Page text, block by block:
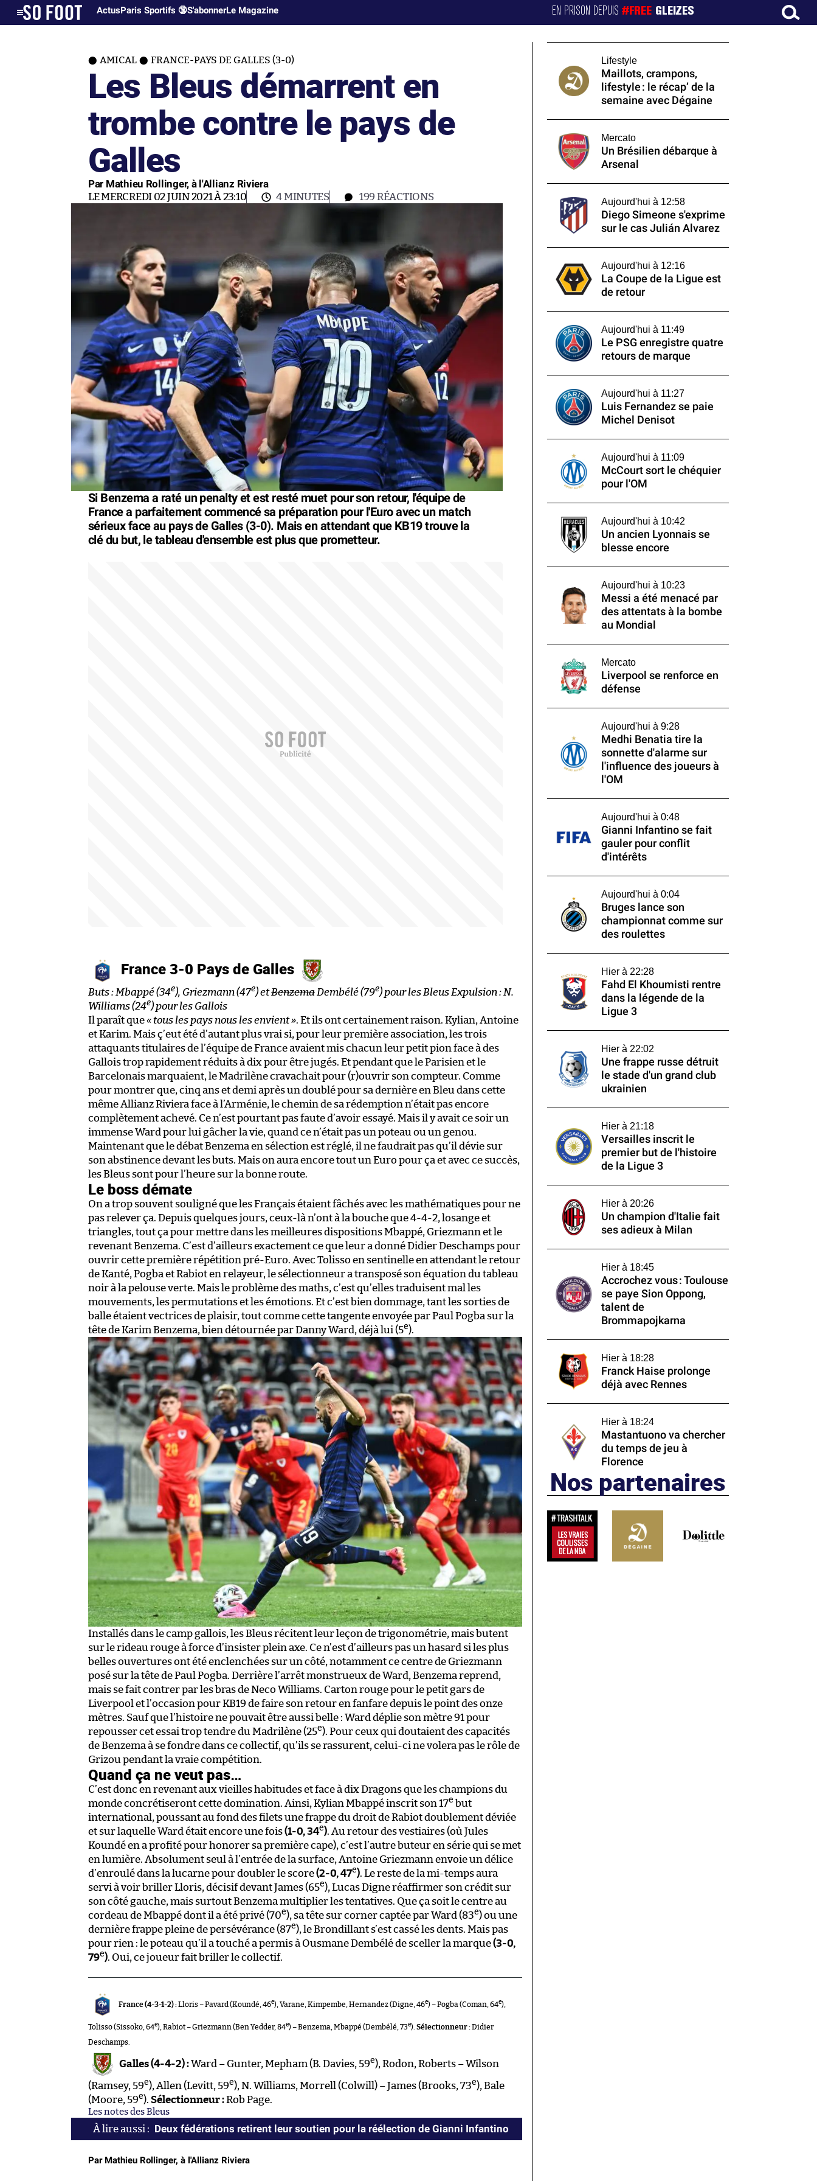
ActusParis Sportifs 🔞S'abonnerLe Magazine EN PRISON DEPUIS#FREE GLEIZES
AMICAL FRANCE-PAYS DE GALLES (3-0)
Les Bleus démarrent en
trombe contre le pays de
Galles
Par Mathieu Rollinger, à l'Allianz Riviera
LE MERCREDI 02 JUIN 2021 À 23:10 4 MINUTES 199 RÉACTIONS
Si Benzema a raté un penalty et est resté muet pour son retour, l'équipe de
France a parfaitement commencé sa préparation pour l'Euro avec un match
sérieux face au pays de Galles (3-0). Mais en attendant que KB19 trouve la
clé du but, le tableau d'ensemble est plus que prometteur.
France 3-0 Pays de Galles
Buts : Mbappé (34e), Griezmann (47e) etBenzema Dembélé (79e) pour les Bleus Expulsion : N.
Williams (24e) pour les Gallois
Il paraît que« tous les pays nous les envient ». Et ils ont certainement raison. Kylian, Antoine
et Karim. Mais ç’eut été d’autant plus vrai si, pour leur première association, les trois
attaquants titulaires de l’équipe de France avaient mis chacun leur petit pion face à des
Gallois trop rapidement réduits à dix pour être jugés. Et pendant que le Parisien et le
Barcelonais marquaient, le Madrilène cravachait pour (r)ouvrir son compteur. Comme
pour montrer que, cinq ans et demi après un doublé pour sa dernière en Bleu dans cette
même Allianz Riviera face à l’Arménie, le chemin de sa rédemption n’était pas encore
complètement achevé. Ce n’est pourtant pas faute d’avoir essayé. Mais il y avait ce soir un
immense Ward pour lui gâcher la vie, quand ce n’était pas un poteau ou un genou.
Maintenant que le débat Benzema en sélection est réglé, il ne faudrait pas qu’il dévie sur
son abstinence devant les buts. Mais on aura encore tout un Euro pour ça et avec ce succès,
les Bleus sont pour l’heure sur la bonne route.
Le boss démate
On a trop souvent souligné que les Français étaient fâchés avec les mathématiques pour ne
pas relever ça. Depuis quelques jours, ceux-là n’ont à la bouche que 4-4-2, losange et
triangles, tout ça pour mettre dans les meilleures dispositions Mbappé, Griezmann et le
revenant Benzema. C’est d’ailleurs exactement ce que leur a donné Didier Deschamps pour
ouvrir cette première répétition pré-Euro. Avec Tolisso en sentinelle en attendant le retour
de Kanté, Pogba et Rabiot en relayeur, le sélectionneur a transposé son équation du tableau
noir à la pelouse verte. Mais le problème des maths, c’est qu’elles traduisent mal les
mouvements, les permutations et les émotions. Et c’est bien dommage, tant les sorties de
balle étaient vectrices de plaisir, tout comme cette tangente envoyée par Paul Pogba sur la
tête de Karim Benzema, bien détournée par Danny Ward, déjà lui (5e).
Installés dans le camp gallois, les Bleus récitent leur leçon de trigonométrie, mais butent
sur le rideau rouge à force d’insister plein axe. Ce n’est d’ailleurs pas un hasard si les plus
belles ouvertures ont été enclenchées sur un côté, notamment ce centre de Griezmann
posé sur la tête de Paul Pogba. Derrière l’arrêt monstrueux de Ward, Benzema reprend,
mais se fait contrer par les bras de Neco Williams. Carton rouge pour le petit gars de
Liverpool et l’occasion pour KB19 de faire son retour en fanfare depuis le point des onze
mètres. Sauf que l’histoire ne pouvait être aussi belle : Ward déplie son mètre 91 pour
repousser cet essai trop tendre du Madrilène (25e). Pour ceux qui doutaient des capacités
de Benzema à se fondre dans ce collectif, qu’ils se rassurent, celui-ci ne volera pas le rôle de
Grizou pendant la vraie compétition.
Quand ça ne veut pas…
C’est donc en revenant aux vieilles habitudes et face à dix Dragons que les champions du
monde concrétiseront cette domination. Ainsi, Kylian Mbappé inscrit son 17e but
international, poussant au fond des filets une frappe du droit de Rabiot doublement déviée
et sur laquelle Ward était encore une fois(1-0, 34e). Au retour des vestiaires (où Jules
Koundé en a profité pour honorer sa première cape), c’est l’autre buteur en série qui se met
en lumière. Absolument seul à l’entrée de la surface, Antoine Griezmann envoie un délice
d’enroulé dans la lucarne pour doubler le score(2-0, 47e). Le reste de la mi-temps aura
servi à voir briller Lloris, décisif devant James (65e), Lucas Digne réaffirmer son crédit sur
son côté gauche, mais surtout Benzema multiplier les tentatives. Que ça soit le centre au
cordeau de Mbappé dont il a été privé (70e), sa tête sur corner captée par Ward (83e) ou une
dernière frappe pleine de persévérance (87e), le Brondillant s’est cassé les dents. Mais pas
pour rien : le poteau qu’il a touché a permis à Ousmane Dembélé de sceller la marque(3-0,
79e). Oui, ce joueur fait briller le collectif.
France (4-3-1-2) :Lloris – Pavard (Koundé, 46e), Varane, Kimpembe, Hernandez (Digne, 46e) – Pogba (Coman, 64e),
Tolisso (Sissoko, 64e), Rabiot – Griezmann (Ben Yedder, 84e) – Benzema, Mbappé (Dembélé, 73e). Sélectionneur : Didier
Deschamps.
Galles (4-4-2) :Ward – Gunter, Mepham (B. Davies, 59e), Rodon, Roberts – Wilson
(Ramsey, 59e), Allen (Levitt, 59e), N. Williams, Morrell (Colwill) – James (Brooks, 73e), Bale
(Moore, 59e). Sélectionneur :Rob Page.
Les notes des Bleus
Deux fédérations retirent leur soutien pour la réélection de Gianni Infantino
Par Mathieu Rollinger, à l'Allianz Riviera
Lifestyle
Maillots, crampons,
lifestyle : le récap’ de la
semaine avec Dégaine
Mercato
Un Brésilien débarque à
Arsenal
Aujourd'hui à 12:58
Diego Simeone s'exprime
sur le cas Julián Alvarez
Aujourd'hui à 12:16
La Coupe de la Ligue est
de retour
Aujourd'hui à 11:49
Le PSG enregistre quatre
retours de marque
Aujourd'hui à 11:27
Luis Fernandez se paie
Michel Denisot
Aujourd'hui à 11:09
McCourt sort le chéquier
pour l'OM
Aujourd'hui à 10:42
Un ancien Lyonnais se
blesse encore
Aujourd'hui à 10:23
Messi a été menacé par
des attentats à la bombe
au Mondial
Mercato
Liverpool se renforce en
défense
Aujourd'hui à 9:28
Medhi Benatia tire la
sonnette d'alarme sur
l'influence des joueurs à
l'OM
Aujourd'hui à 0:48
Gianni Infantino se fait
gauler pour conflit
d'intérêts
Aujourd'hui à 0:04
Bruges lance son
championnat comme sur
des roulettes
Hier à 22:28
Fahd El Khoumisti rentre
dans la légende de la
Ligue 3
Hier à 22:02
Une frappe russe détruit
le stade d'un grand club
ukrainien
Hier à 21:18
Versailles inscrit le
premier but de l'histoire
de la Ligue 3
Hier à 20:26
Un champion d'Italie fait
ses adieux à Milan
Hier à 18:45
Accrochez vous : Toulouse
se paye Sion Oppong,
talent de
Brommapojkarna
Hier à 18:28
Franck Haise prolonge
déjà avec Rennes
Hier à 18:24
Mastantuono va chercher
du temps de jeu à
Florence
Nos partenaires